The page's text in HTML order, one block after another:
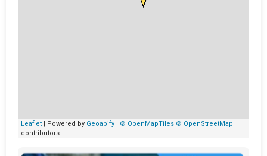
Leaflet | Powered by Geoapify | © OpenMapTiles © OpenStreetMap
contributors